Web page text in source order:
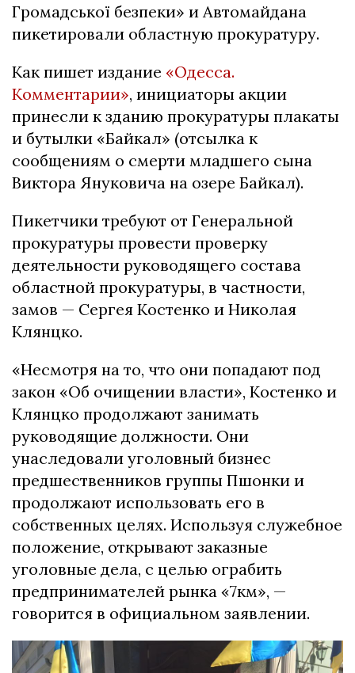
Громадської безпеки» и Автомайдана
пикетировали областную прокуратуру.
Как пишет издание «Одесса.
Комментарии», инициаторы акции
принесли к зданию прокуратуры плакаты
и бутылки «Байкал» (отсылка к
сообщениям о смерти младшего сына
Виктора Януковича на озере Байкал).
Пикетчики требуют от Генеральной
прокуратуры провести проверку
деятельности руководящего состава
областной прокуратуры, в частности,
замов — Сергея Костенко и Николая
Клянцко.
«Несмотря на то, что они попадают под
закон «Об очищении власти», Костенко и
Клянцко продолжают занимать
руководящие должности. Они
унаследовали уголовный бизнес
предшественников группы Пшонки и
продолжают использовать его в
собственных целях. Используя служебное
положение, открывают заказные
уголовные дела, с целью ограбить
предпринимателей рынка «7км», —
говорится в официальном заявлении.